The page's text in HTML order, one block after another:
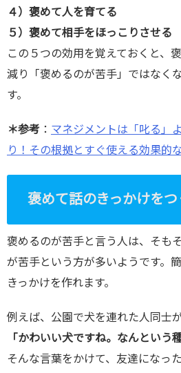
４）褒めて人を育てる
５）褒めて相手をほっこりさせる
この５つの効用を覚えておくと、
減り「褒めるのが苦手」ではなく
す。
＊参考 ： マネジメントは「叱る」
り！その根拠とすぐ使える効果的
褒めて話のきっかけをつ
褒めるのが苦手と言う人は、そも
が苦手という方が多いようです。
きっかけを作れます。
例えば、公園で犬を連れた人同士
「かわいい犬ですね。なんという
そんな言葉をかけて、友達になっ